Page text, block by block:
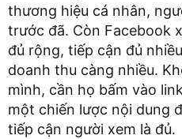
thương hiệu cá nhân,
trước đã. Còn Facebook
đủ rộng, tiếp cận đủ
doanh thu càng nhiều.
mình, cần họ bấm vào
một chiến lược nội dung
tiếp cận người xem là đủ.